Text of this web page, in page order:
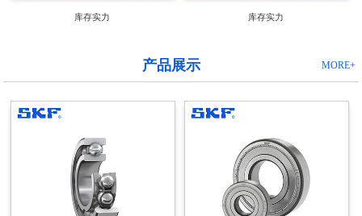
库存实力 库存实力
MORE+
产品展示